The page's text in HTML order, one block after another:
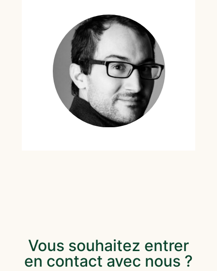
Vous souhaitez entrer
en contact avec nous ?